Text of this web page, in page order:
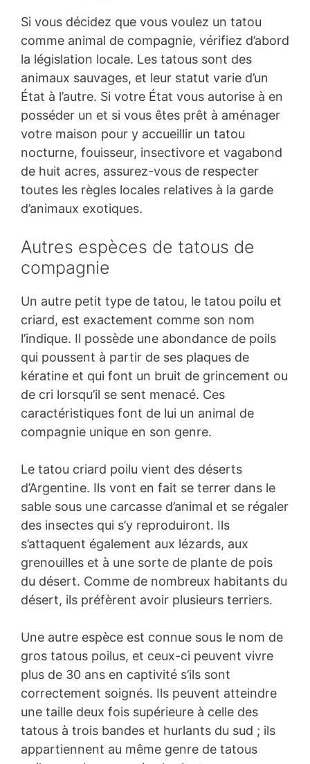
Si vous décidez que vous voulez un tatou
comme animal de compagnie, vérifiez d’abord
la législation locale. Les tatous sont des
animaux sauvages, et leur statut varie d’un
État à l’autre. Si votre État vous autorise à en
posséder un et si vous êtes prêt à aménager
votre maison pour y accueillir un tatou
nocturne, fouisseur, insectivore et vagabond
de huit acres, assurez-vous de respecter
toutes les règles locales relatives à la garde
d’animaux exotiques.
Autres espèces de tatous de
compagnie
Un autre petit type de tatou, le tatou poilu et
criard, est exactement comme son nom
l’indique. Il possède une abondance de poils
qui poussent à partir de ses plaques de
kératine et qui font un bruit de grincement ou
de cri lorsqu’il se sent menacé. Ces
caractéristiques font de lui un animal de
compagnie unique en son genre.
Le tatou criard poilu vient des déserts
d’Argentine. Ils vont en fait se terrer dans le
sable sous une carcasse d’animal et se régaler
des insectes qui s’y reproduiront. Ils
s’attaquent également aux lézards, aux
grenouilles et à une sorte de plante de pois
du désert. Comme de nombreux habitants du
désert, ils préfèrent avoir plusieurs terriers.
Une autre espèce est connue sous le nom de
gros tatous poilus, et ceux-ci peuvent vivre
plus de 30 ans en captivité s’ils sont
correctement soignés. Ils peuvent atteindre
une taille deux fois supérieure à celle des
tatous à trois bandes et hurlants du sud ; ils
appartiennent au même genre de tatous